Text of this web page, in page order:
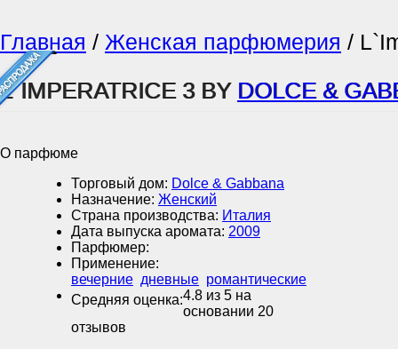
Главная / Женская парфюмерия /
L`IMPERATRICE 3 BY DOLCE &
О парфюме
Торговый дом: Dolce & Gabbana
Назначение: Женский
Страна производства: Италия
Дата выпуска аромата: 2009
Парфюмер:
Применение:
вечерние дневные романтические
Средняя оценка:4.8 из 5 на
основании 20
отзывов